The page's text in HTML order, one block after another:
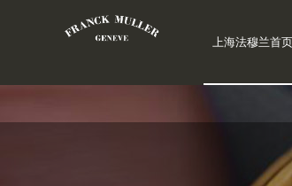
上海法穆兰首页